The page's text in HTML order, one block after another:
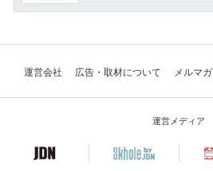
運営会社 広告・取材について メルマガ
運営メディア